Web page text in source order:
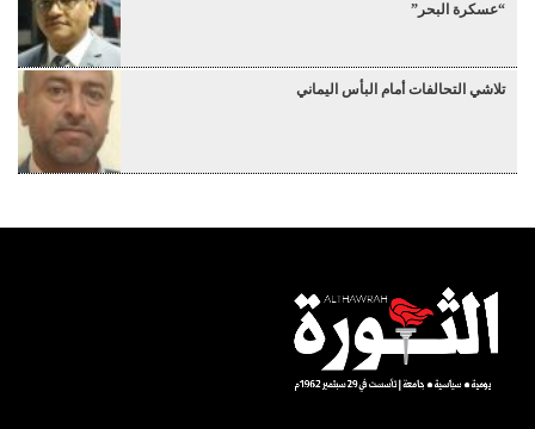
“عسكرة البحر”
تلاشي التحالفات أمام البأس اليماني